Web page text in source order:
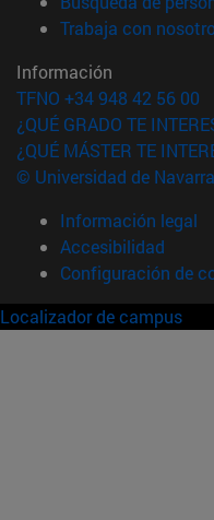
Trabaja con
Información
TFNO +34 948 42 56 00
¿QUÉ GRADO TE
¿QUÉ MÁSTER TE
© Universidad de Navarra
Información legal
Accesibilidad
Configuración de
Localizador de campus